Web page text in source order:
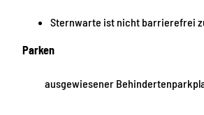
Sternwarte ist nicht barrierefrei
Parken
ausgewiesener